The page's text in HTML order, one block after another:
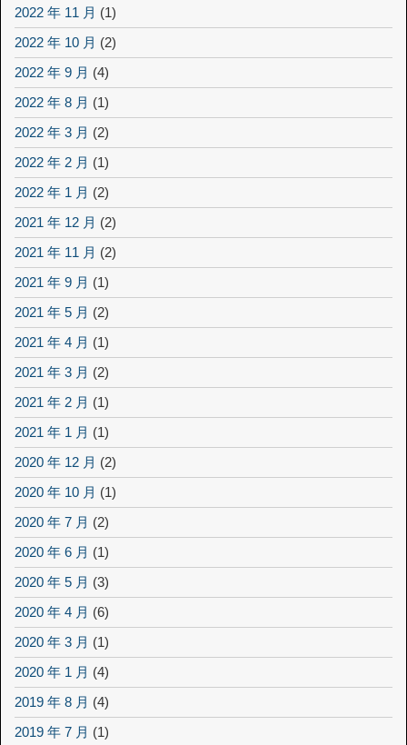
2022 年 11 月 (1)
2022 年 10 月 (2)
2022 年 9 月 (4)
2022 年 8 月 (1)
2022 年 3 月 (2)
2022 年 2 月 (1)
2022 年 1 月 (2)
2021 年 12 月 (2)
2021 年 11 月 (2)
2021 年 9 月 (1)
2021 年 5 月 (2)
2021 年 4 月 (1)
2021 年 3 月 (2)
2021 年 2 月 (1)
2021 年 1 月 (1)
2020 年 12 月 (2)
2020 年 10 月 (1)
2020 年 7 月 (2)
2020 年 6 月 (1)
2020 年 5 月 (3)
2020 年 4 月 (6)
2020 年 3 月 (1)
2020 年 1 月 (4)
2019 年 8 月 (4)
2019 年 7 月 (1)